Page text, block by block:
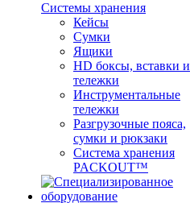
Системы хранения
Кейсы
Сумки
Ящики
HD боксы, вставки и
тележки
Инструментальные
тележки
Разгрузочные пояса,
сумки и рюкзаки
Система хранения
PACKOUT™